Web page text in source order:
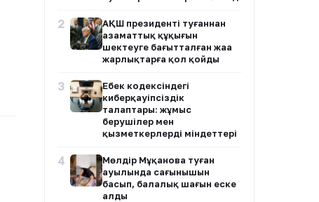
2
АҚШ президенті туғаннан
азаматтық құқығын
шектеуге бағытталған жаңа
жарлықтарға қол қойды
3
Еңбек кодексіндегі
киберқауіпсіздік
талаптары: жұмыс
берушілер мен
қызметкерлердің міндеттері
4
Мөлдір Мұқанова туған
ауылында сағынышын
басып, балалық шағын еске
алды